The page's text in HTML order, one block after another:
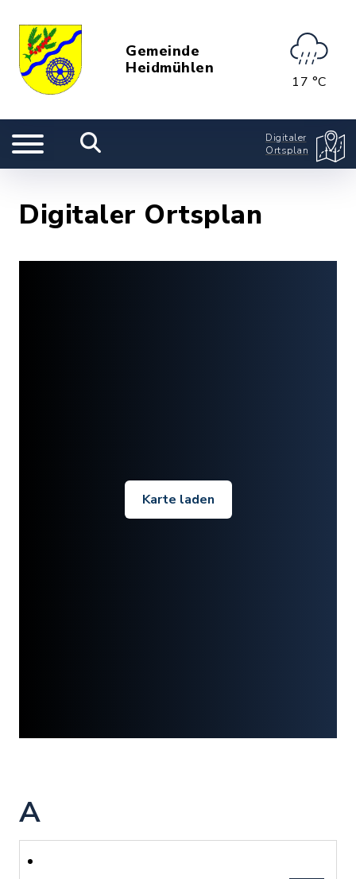
Gemeinde
Heidmühlen
17 °C
Digitaler
Ortsplan
Digitaler Ortsplan
Karte laden
A